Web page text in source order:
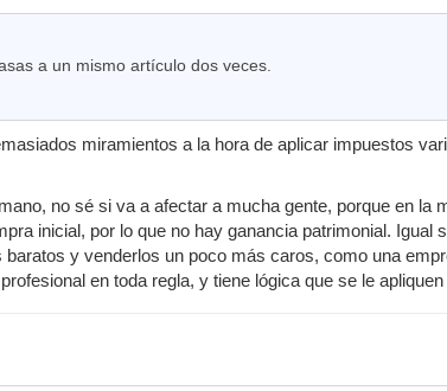
a un mismo artículo dos veces.
miramientos a la hora de aplicar impuestos
no sé si va a afectar a mucha gente, porque en
inicial, por lo que no hay ganancia patrimonial. Igual
y venderlos un poco más caros, como una
en toda regla, y tiene lógica que se le